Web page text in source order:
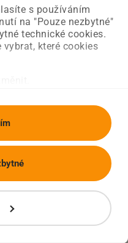
s používáním
na "Pouze nezbytné"
technické cookies.
které cookies
Úvodní strana